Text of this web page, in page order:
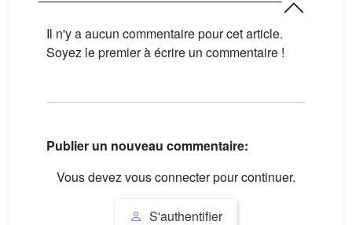
Il n'y a aucun commentaire pour cet article.
Soyez le premier à écrire un commentaire !
Publier un nouveau commentaire:
Vous devez vous connecter pour continuer.
S'authentifier